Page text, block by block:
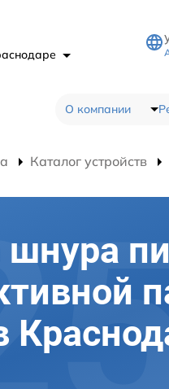
О компании
Каталог устройств